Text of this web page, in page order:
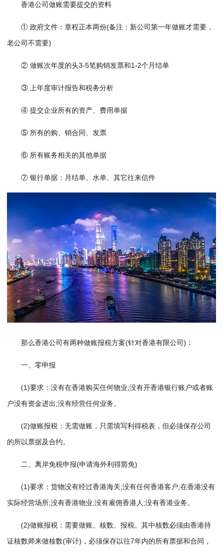
香港公司做账需要提交的资料
① 政府文件：章程正本两份(备注：新公司第一年做账才需要，
老公司不需要)
② 做账次年度的头3-5笔购销发票和1-2个月结单
③ 上年度审计报告和税务分析
④ 提交企业所有的资产、费用单据
⑤ 所有的购、销合同、发票
⑥ 所有账务相关的其他单据
⑦ 银行单据：月结单、水单、其它往来信件
那么香港公司有两种做账报税方案(针对香港有限公司)：
一、零申报
(1)要求：没有在香港购买任何物业;没有开香港银行账户或者账
户没有资金进出;没有经营任何业务。
(2)做账报税：无需做账，只需填写利得税表，但必须保存公司
的所以票据及合约。
二、离岸免税申报(申请海外利得豁免)
(1)要求：货物没有经过香港海关;没有任何香港客户;在香港没有
实际经营场所;没有香港物业;没有雇佣香港人;没有香港业务。
(2)做账报税：需要做账、核数、报税。其中核数必须由香港持
证核数师来做核数(审计)，必须保存以往7年内的所有票据和合同，